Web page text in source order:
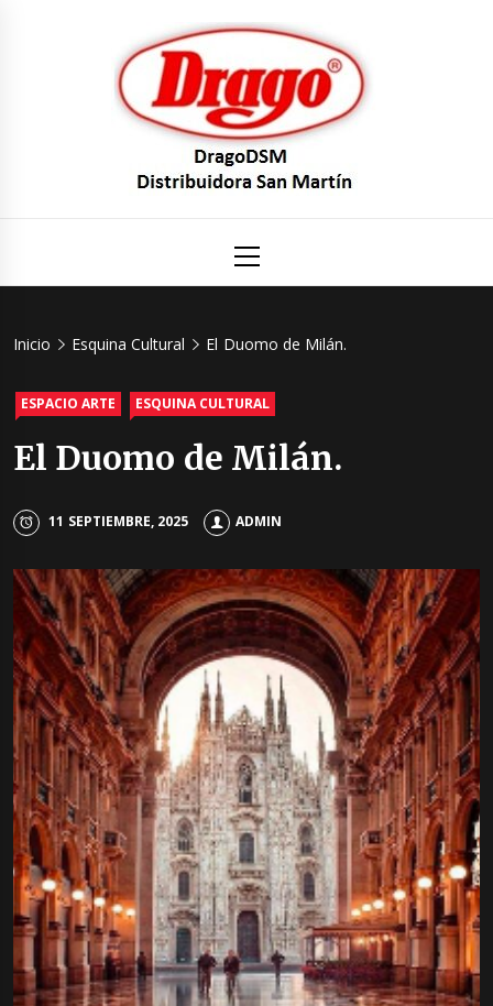
San
principal
Inicio Esquina Cultural El Duomo de Milán.
ESPACIO ARTE ESQUINA CULTURAL
El Duomo de Milán.
11 SEPTIEMBRE, 2025 ADMIN